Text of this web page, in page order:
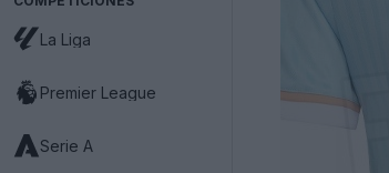
La Liga
Premier League
Serie A